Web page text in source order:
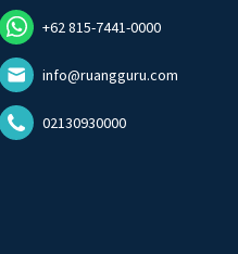
+62 815-7441-0000
info@ruangguru.com
02130930000